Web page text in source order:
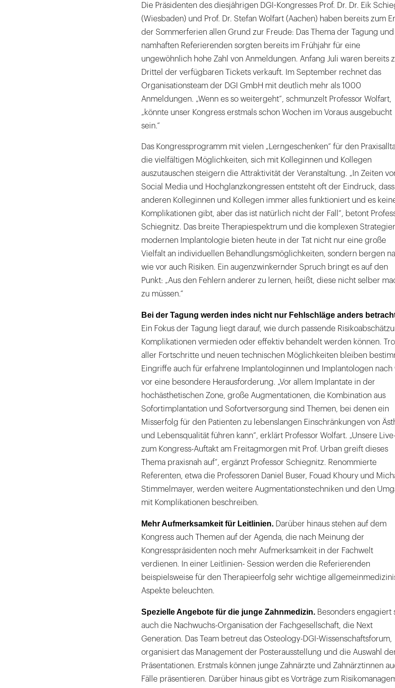
Die Präsidenten des diesjährigen DGI-Kongresses Prof. Dr. Dr. Eik
(Wiesbaden) und Prof. Dr. Stefan Wolfart (Aachen) haben bereits zum
der Sommerferien allen Grund zur Freude: Das Thema der Tagung
namhaften Referierenden sorgten bereits im Frühjahr für eine
ungewöhnlich hohe Zahl von Anmeldungen. Anfang Juli waren bereits
Drittel der verfügbaren Tickets verkauft. Im September rechnet das
Organisationsteam der DGI GmbH mit deutlich mehr als 1000
Anmeldungen. „Wenn es so weitergeht“, schmunzelt Professor Wolfart,
„könnte unser Kongress erstmals schon Wochen im Voraus ausgebucht
sein.“
Das Kongressprogramm mit vielen „Lerngeschenken“ für den
die vielfältigen Möglichkeiten, sich mit Kolleginnen und Kollegen
auszutauschen steigern die Attraktivität der Veranstaltung. „In Zeiten
Social Media und Hochglanzkongressen entsteht oft der Eindruck,
anderen Kolleginnen und Kollegen immer alles funktioniert und es
Komplikationen gibt, aber das ist natürlich nicht der Fall“, betont
Schiegnitz. Das breite Therapiespektrum und die komplexen
modernen Implantologie bieten heute in der Tat nicht nur eine große
Vielfalt an individuellen Behandlungsmöglichkeiten, sondern bergen
wie vor auch Risiken. Ein augenzwinkernder Spruch bringt es auf den
Punkt: „Aus den Fehlern anderer zu lernen, heißt, diese nicht selber
zu müssen.“
Bei der Tagung werden indes nicht nur Fehlschläge anders
Ein Fokus der Tagung liegt darauf, wie durch passende
Komplikationen vermieden oder effektiv behandelt werden können.
aller Fortschritte und neuen technischen Möglichkeiten bleiben
Eingriffe auch für erfahrene Implantologinnen und Implantologen nach
vor eine besondere Herausforderung. „Vor allem Implantate in der
hochästhetischen Zone, große Augmentationen, die Kombination aus
Sofortimplantation und Sofortversorgung sind Themen, bei denen ein
Misserfolg für den Patienten zu lebenslangen Einschränkungen von
und Lebensqualität führen kann“, erklärt Professor Wolfart. „Unsere
zum Kongress-Auftakt am Freitagmorgen mit Prof. Urban greift dieses
Thema praxisnah auf“, ergänzt Professor Schiegnitz. Renommierte
Referenten, etwa die Professoren Daniel Buser, Fouad Khoury und
Stimmelmayer, werden weitere Augmentationstechniken und den
mit Komplikationen beschreiben.
Mehr Aufmerksamkeit für Leitlinien. Darüber hinaus stehen auf dem
Kongress auch Themen auf der Agenda, die nach Meinung der
Kongresspräsidenten noch mehr Aufmerksamkeit in der Fachwelt
verdienen. In einer Leitlinien- Session werden die Referierenden
beispielsweise für den Therapieerfolg sehr wichtige
Aspekte beleuchten.
Spezielle Angebote für die junge Zahnmedizin.Besonders engagiert
auch die Nachwuchs-Organisation der Fachgesellschaft, die Next
Generation. Das Team betreut das Osteology-DGI-Wissenschaftsforum,
organisiert das Management der Posterausstellung und die Auswahl
Präsentationen. Erstmals können junge Zahnärzte und Zahnärztinnen
Fälle präsentieren. Darüber hinaus gibt es Vorträge zum